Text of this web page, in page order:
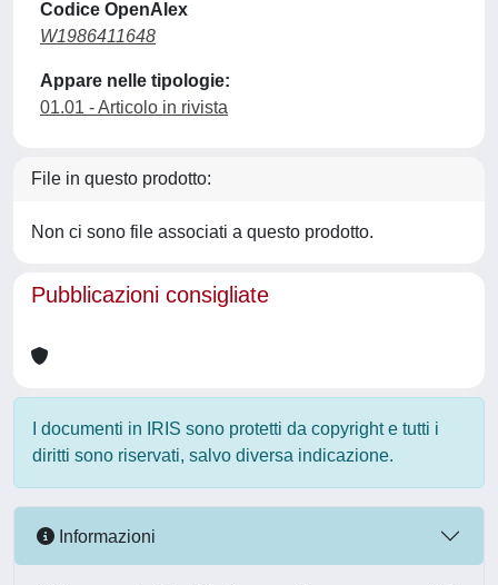
Codice OpenAlex
W1986411648
Appare nelle tipologie:
01.01 - Articolo in rivista
File in questo prodotto:
Non ci sono file associati a questo prodotto.
Pubblicazioni consigliate
I documenti in IRIS sono protetti da copyright e tutti i
diritti sono riservati, salvo diversa indicazione.
Informazioni